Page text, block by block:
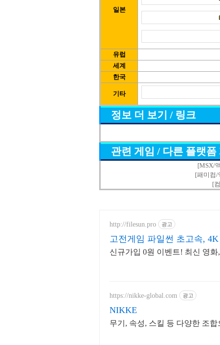
일본
유럽
세계
한국
기타
정보 더 보기 / 링크
관련 게임 / 다른 플랫폼
[MSX/
[패미컴/
[
http://filesun.pro 광고
고전게임 파일썬 초고속,
신규가입 0원 이벤트! 최신 영
https://nikke-global.com 광고
NIKKE
무기, 속성, 스킬 등 다양한 조